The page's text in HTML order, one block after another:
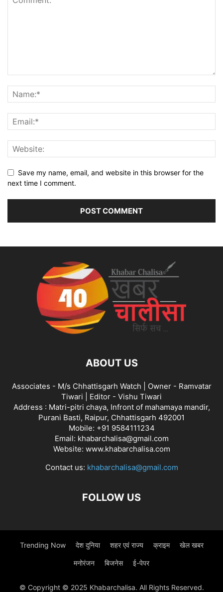
Save my name, email, and website in this browser for the
next time I comment.
ABOUT US
Associates - M/s Chhattisgarh Watch | Owner - Ramvatar
Tiwari | Editor - Vishu Tiwari
Address : Matri-pitri chaya, Infront of mahamaya mandir,
Purani Basti, Raipur, Chhattisgarh 492001
Mobile: +91 9584111234
Email: khabarchalisa@gmail.com
Website: www.khabarchalisa.com
Contact us: khabarchalisa@gmail.com
FOLLOW US
Trending Now देश दुनिया शहर एवं राज्य क्राइम खेल खबर
मनोरंजन बिजनेस ई-पेपर
© Copyright © 2025 Khabarchalisa. All Rights Reserved.